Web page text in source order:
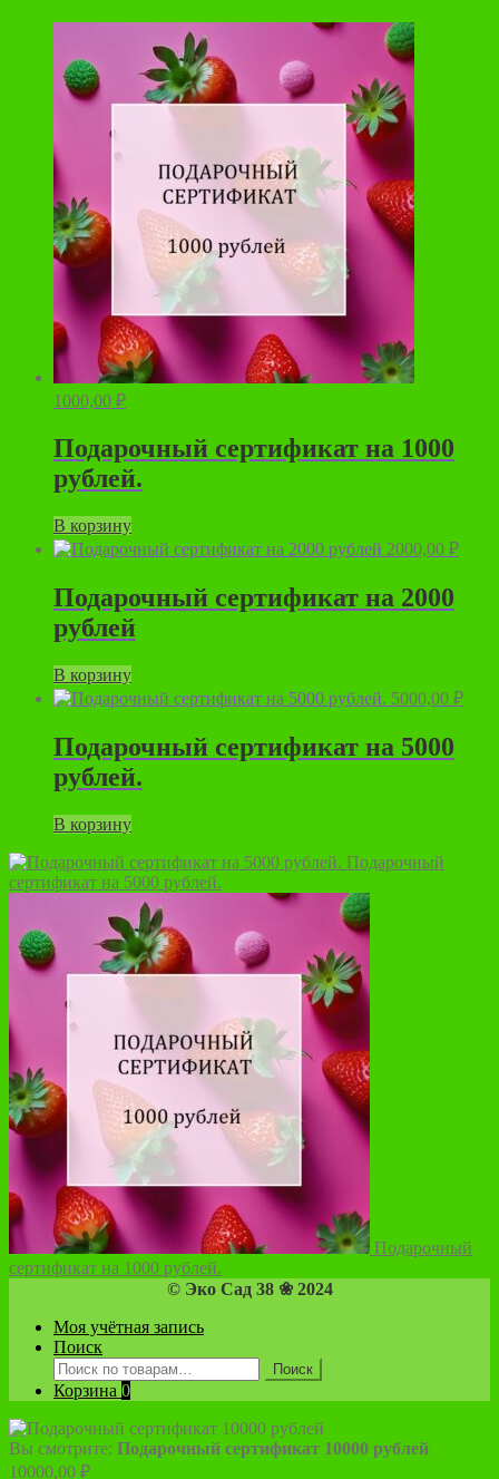
1000,00 ₽
Подарочный сертификат на 1000
рублей.
В корзину
2000,00 ₽
Подарочный сертификат на 2000
рублей
В корзину
5000,00 ₽
Подарочный сертификат на 5000
рублей.
В корзину
Подарочный
сертификат на 5000 рублей.
Подарочный
сертификат на 1000 рублей.
© Эко Сад 38 ❀ 2024
Моя учётная запись
Поиск
Искать:
Поиск
Корзина 0
Вы смотрите: Подарочный сертификат 10000 рублей
10000,00 ₽